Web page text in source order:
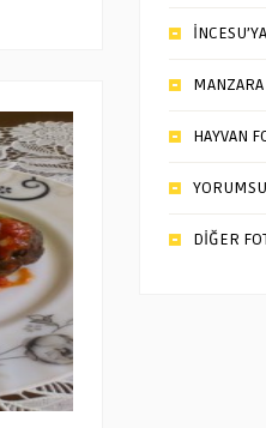
HAYVAN
DİĞER